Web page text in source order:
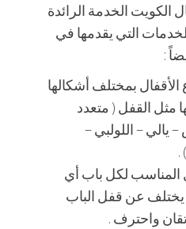
الكويت الخدمة الرائدة
التي يقدمها في
:
الأقفال بمختلف أشكالها
مثل القفل ( متعدد
يالي – اللولبي –
.
لكل باب أي
يختلف عن قفل الباب
واحترف .